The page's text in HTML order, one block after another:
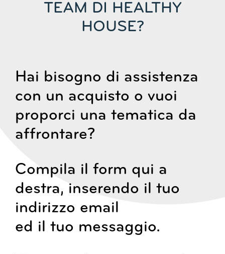
TEAM DI HEALTHY
HOUSE?
Hai bisogno di assistenza
con un acquisto o vuoi
proporci una tematica da
affrontare?
Compila il form qui a
destra, inserendo il tuo
indirizzo email
ed il tuo messaggio.